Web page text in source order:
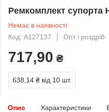
Ремкомплект супорта
Немає в наявності
Код: A127137
Опт і роздріб
717,90 ₴
638,14 ₴ від 10 шт.
Опис Характеристики